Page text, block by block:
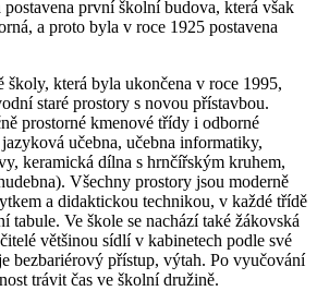
první školní budova, která však
a proto byla v roce 1925 postavena
školy, která byla ukončena v roce 1995,
staré prostory s novou přístavbou.
prostorné kmenové třídy i odborné
učebna, učebna informatiky,
keramická dílna s hrnčířským kruhem,
Všechny prostory jsou moderně
a didaktickou technikou, v každé třídě
tabule. Ve škole se nachází také žákovská
většinou sídlí v kabinetech podle své
bezbariérový přístup, výtah. Po vyučování
trávit čas ve školní družině.